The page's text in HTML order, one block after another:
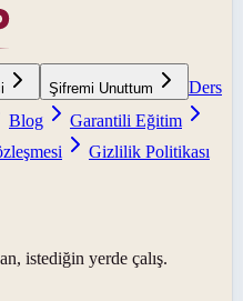
Şifremi Unuttum
Ders
Blog
Garantili Eğitim
Gizlilik Politikası
istediğin yerde çalış.